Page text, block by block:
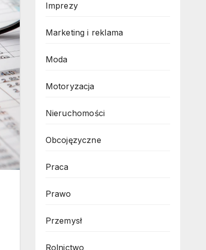
Imprezy
Marketing i reklama
Moda
Motoryzacja
Nieruchomości
Obcojęzyczne
Praca
Prawo
Przemysł
Rolnictwo